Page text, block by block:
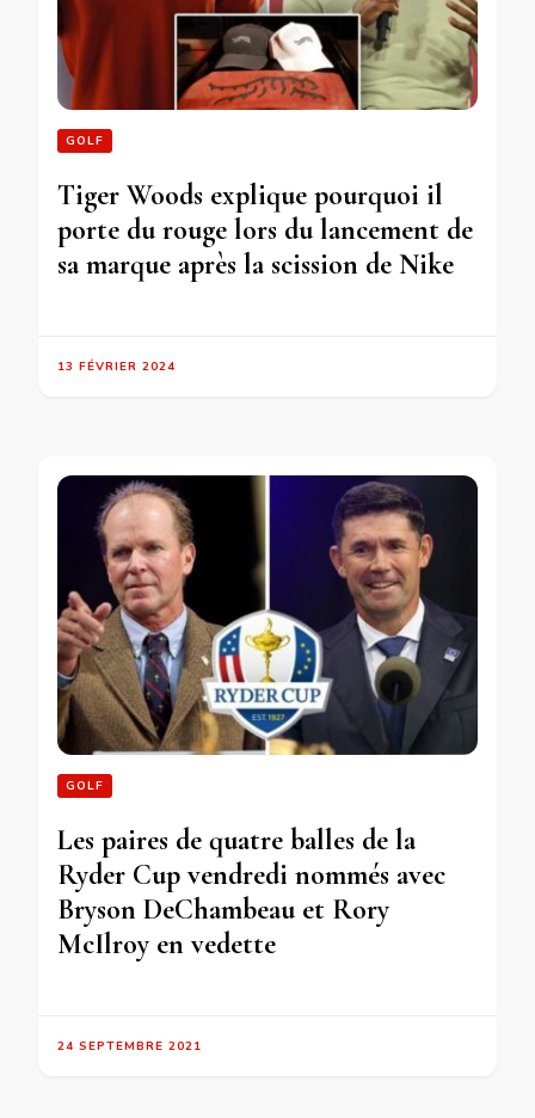
GOLF
Tiger Woods explique pourquoi il
porte du rouge lors du lancement de
sa marque après la scission de Nike
13 FÉVRIER 2024
GOLF
Les paires de quatre balles de la
Ryder Cup vendredi nommés avec
Bryson DeChambeau et Rory
McIlroy en vedette
24 SEPTEMBRE 2021